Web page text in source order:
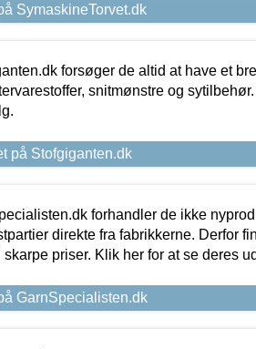
SymaskineTorvet.dk
forsøger de altid at have et
snitmønstre og
på Stofgiganten.dk
forhandler de ikke
direkte fra fabrikkerne. Derfor
priser. Klik her for at se deres
GarnSpecialisten.dk